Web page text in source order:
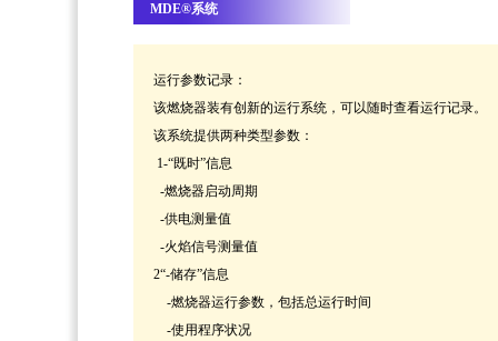
MDE®系统
运行参数记录：
该燃烧器装有创新的运行系统，可以随时查看运行记录。
该系统提供两种类型参数：
1-“既时”信息
-燃烧器启动周期
-供电测量值
-火焰信号测量值
2“-储存”信息
-燃烧器运行参数，包括总运行时间
-使用程序状况